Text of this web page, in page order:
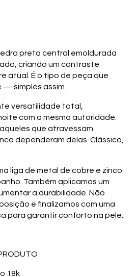
preta central emoldurada
criando um contraste
atual. É o tipo de peça que
— simples assim.
versatilidade total,
com a mesma autoridade.
que atravessam
dependeram delas. Clássico,
liga de metal de cobre e zinco
Também aplicamos um
a durabilidade. Não
e finalizamos com uma
para garantir conforto na pele.
18k